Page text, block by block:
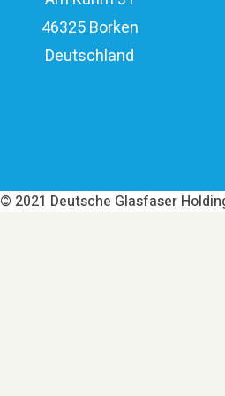
46325 Borken
Deutschland